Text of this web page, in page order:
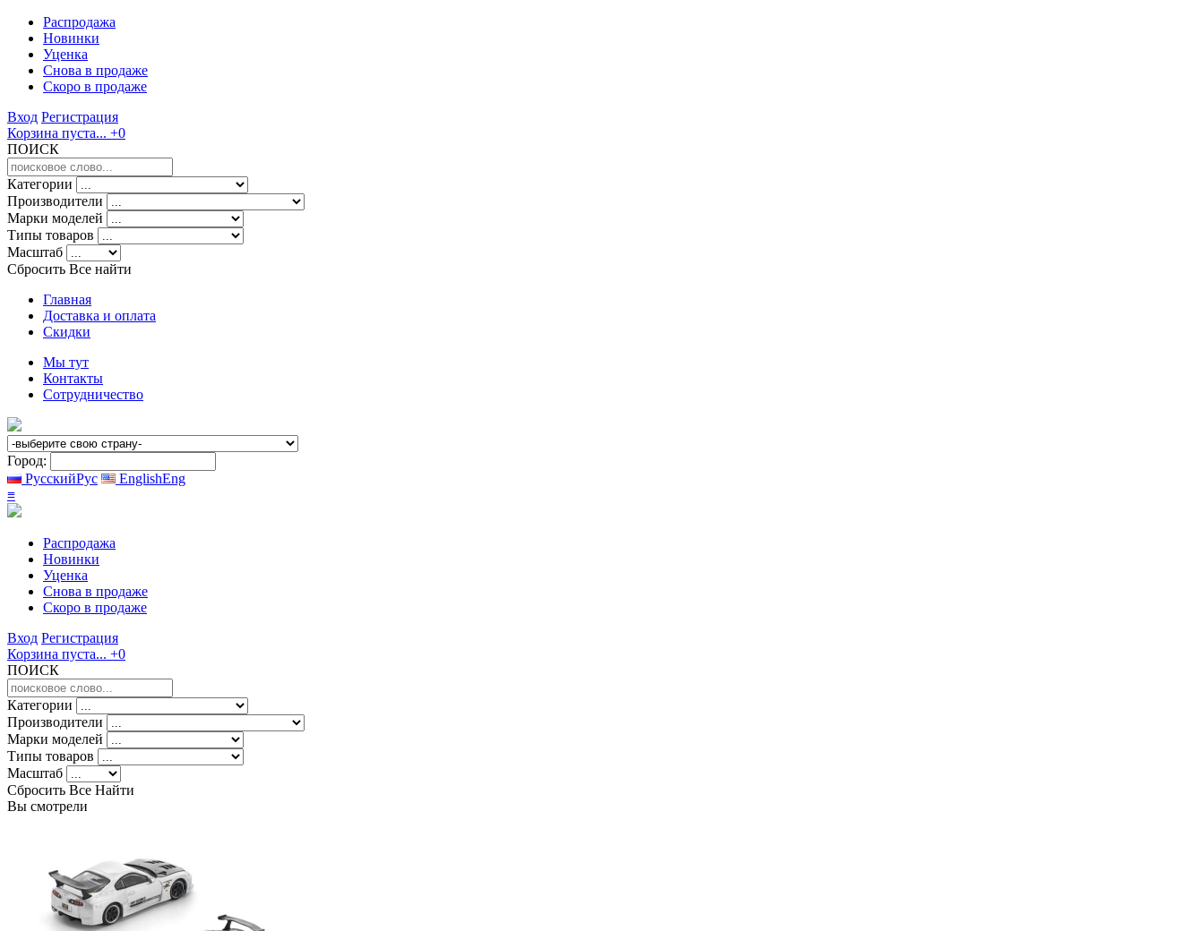
Распродажа
Новинки
Уценка
Снова в продаже
Скоро в продаже
Вход Регистрация
Корзина пуста... +0
ПОИСК
Категории
Производители
Марки моделей
Типы товаров
Масштаб
Сбросить Все найти
Главная
Доставка и оплата
Скидки
Мы тут
Контакты
Сотрудничество
Город:
РусскийРус EnglishEng
≡
Распродажа
Новинки
Уценка
Снова в продаже
Скоро в продаже
Вход Регистрация
Корзина пуста... +0
ПОИСК
Категории
Производители
Марки моделей
Типы товаров
Масштаб
Сбросить Все Найти
Вы смотрели